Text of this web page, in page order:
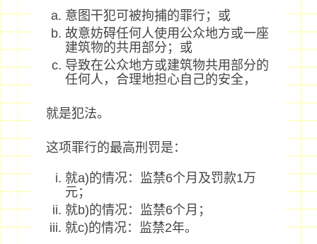
意图干犯可被拘捕的罪行；或
故意妨碍任何人使用公众地方或一座
建筑物的共用部分；或
导致在公众地方或建筑物共用部分的
任何人，合理地担心自己的安全，
就是犯法。
这项罪行的最高刑罚是：
就a)的情况：监禁6个月及罚款1万
元；
就b)的情况：监禁6个月；
就c)的情况：监禁2年。